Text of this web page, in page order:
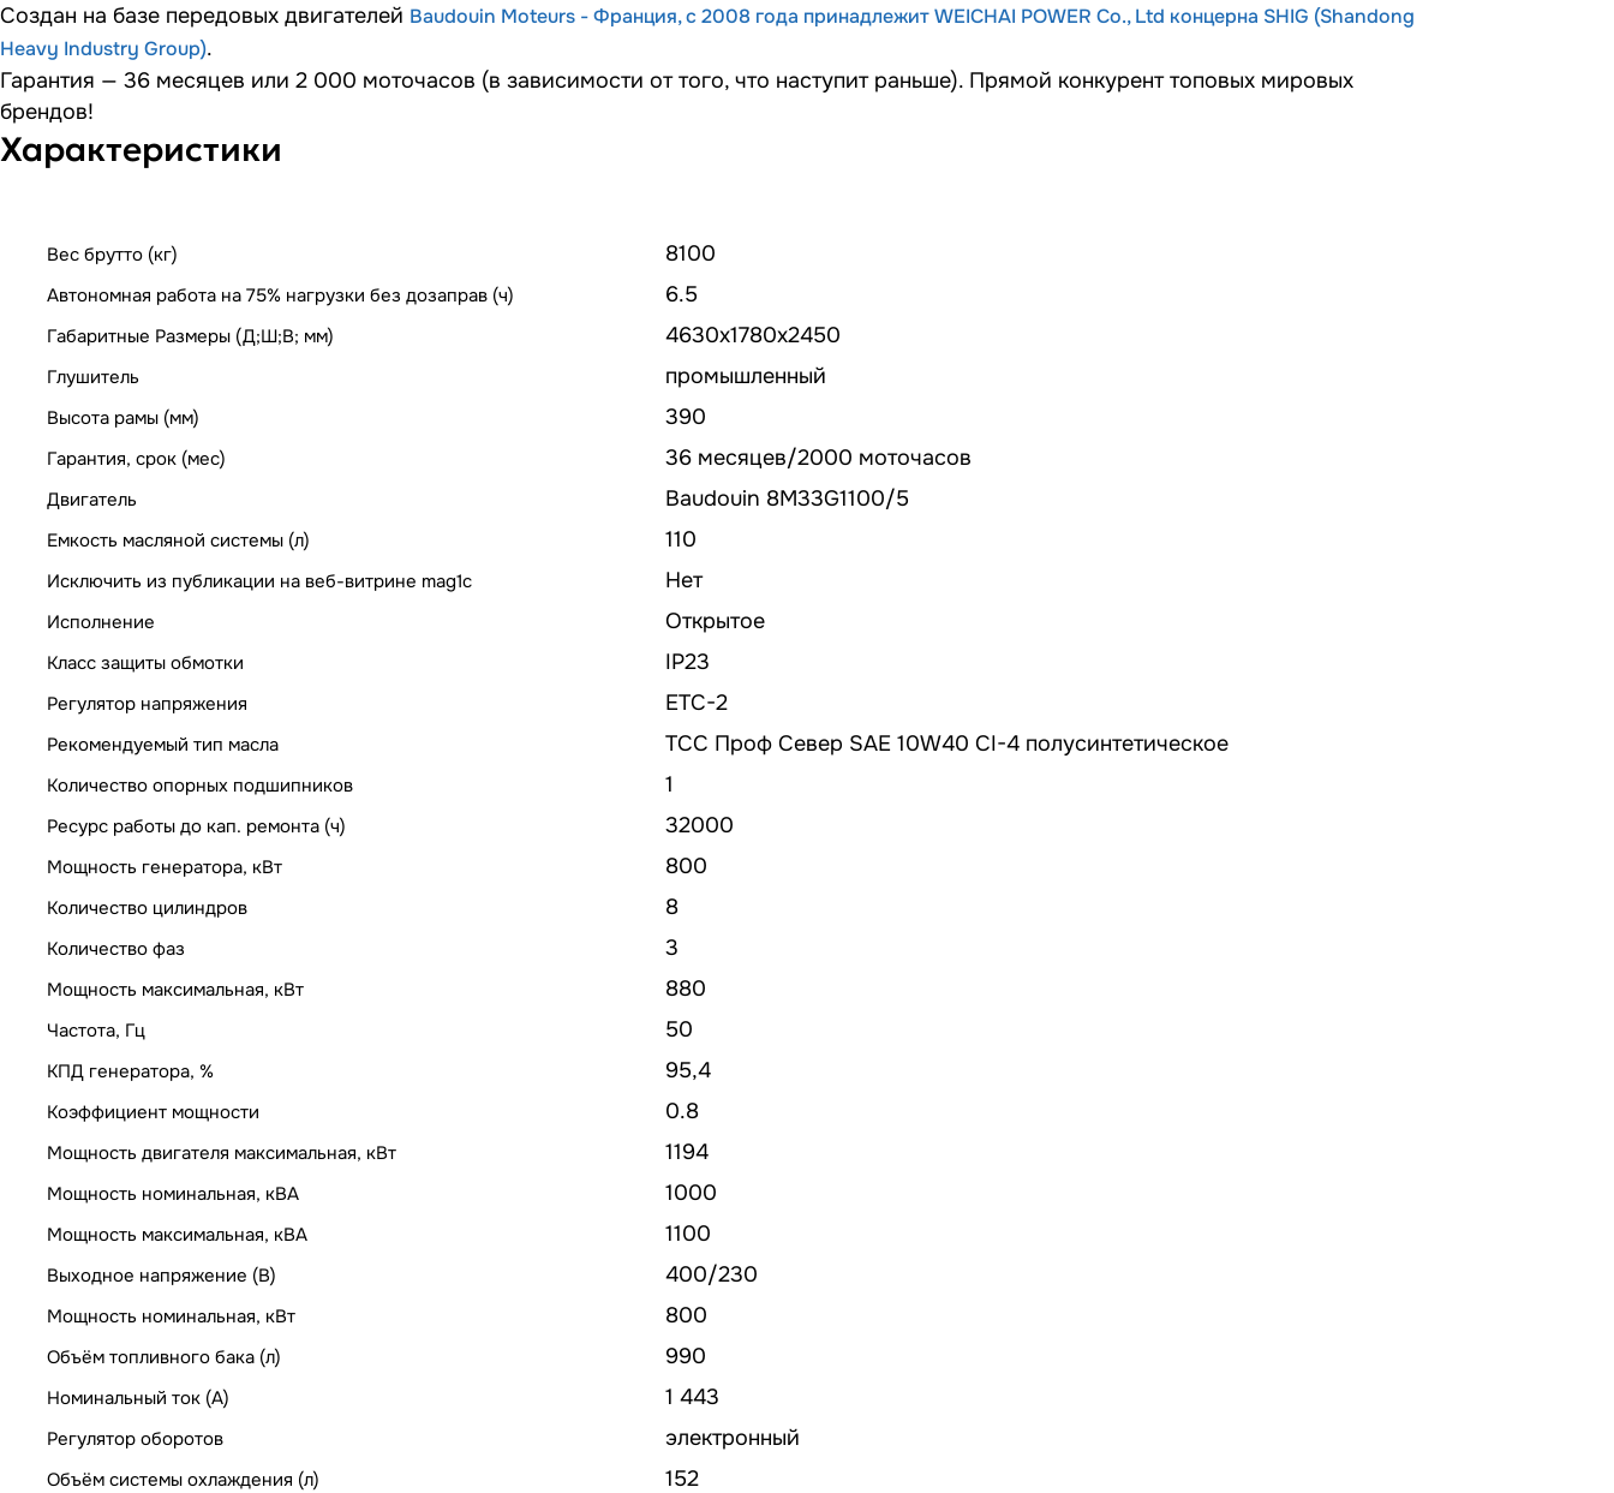
Создан на базе передовых двигателей Baudouin Moteurs - Франция, с 2008 года принадлежит WEICHAI POWER Co., Ltd концерна SHIG (Shandong
Heavy Industry Group).
Гарантия — 36 месяцев или 2 000 моточасов (в зависимости от того, что наступит раньше). Прямой конкурент топовых мировых
брендов!
Характеристики
Вес брутто (кг) 8100
Автономная работа на 75% нагрузки без дозаправ (ч) 6.5
Габаритные Размеры (Д;Ш;В; мм) 4630x1780x2450
Глушитель промышленный
Высота рамы (мм) 390
Гарантия, срок (мес) 36 месяцев/2000 моточасов
Двигатель Baudouin 8M33G1100/5
Емкость масляной системы (л) 110
Исключить из публикации на веб-витрине mag1c Нет
Исполнение Открытое
Класс защиты обмотки IP23
Регулятор напряжения ETC-2
Рекомендуемый тип масла ТСС Проф Север SAE 10W40 CI-4 полусинтетическое
Количество опорных подшипников 1
Ресурс работы до кап. ремонта (ч) 32000
Мощность генератора, кВт 800
Количество цилиндров 8
Количество фаз 3
Мощность максимальная, кВт 880
Частота, Гц 50
КПД генератора, % 95,4
Коэффициент мощности 0.8
Мощность двигателя максимальная, кВт 1194
Мощность номинальная, кВА 1000
Мощность максимальная, кВА 1100
Выходное напряжение (В) 400/230
Мощность номинальная, кВт 800
Объём топливного бака (л) 990
Номинальный ток (А) 1 443
Регулятор оборотов электронный
Объём системы охлаждения (л) 152